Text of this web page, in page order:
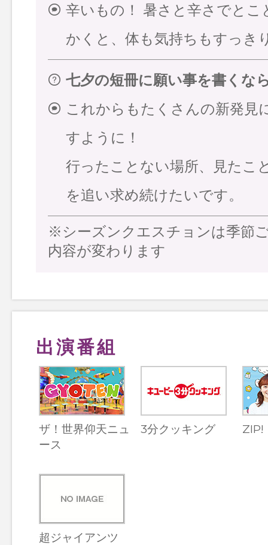
辛いもの！ 暑さと辛さでとこ
かくと、体も気持ちもすっき
七夕の短冊に願い事を書くな
これからもたくさんの新発見
すように！
行ったことない場所、見たこ
を追い求め続けたいです。
※シーズンクエスチョンは季節
内容が変わります
出演番組
ザ！世界仰天ニュ
ース
3分クッキング ZIP!
超ジャイアンツ